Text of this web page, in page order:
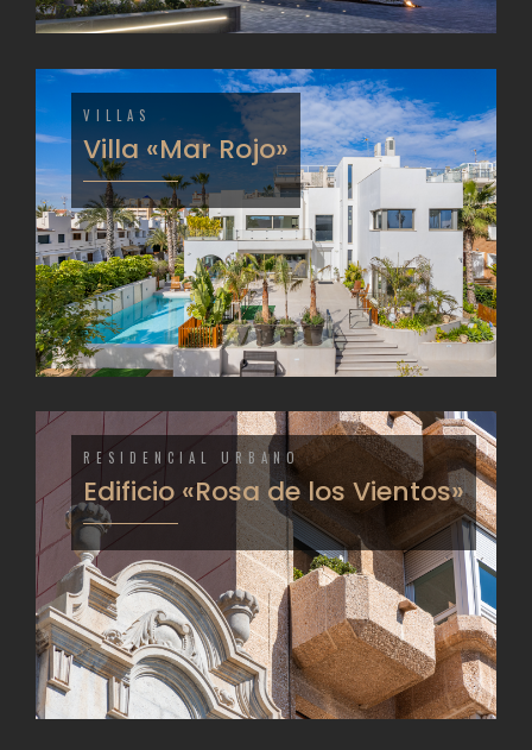
VILLAS
Villa «Mar Rojo»
RESIDENCIAL URBANO
Edificio «Rosa de los Vientos»